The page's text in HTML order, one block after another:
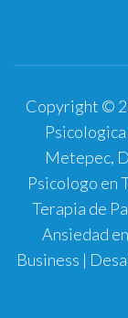
Copyright ©
Metepec,
Psicologo en
Terapia de
Ansiedad
Business |